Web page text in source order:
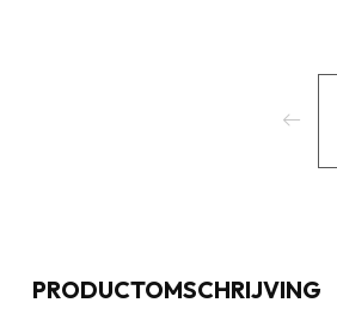
PRODUCTOMSCHRIJVING